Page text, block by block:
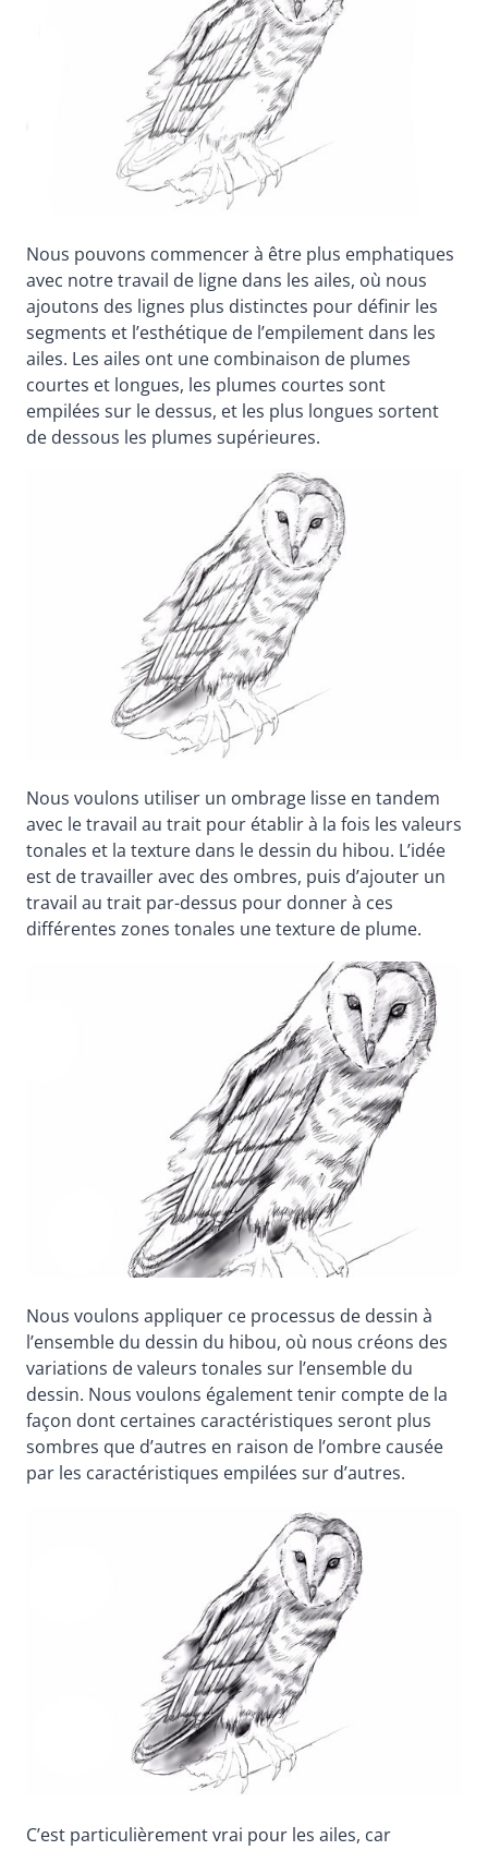
Nous pouvons commencer à être plus emphatiques
avec notre travail de ligne dans les ailes, où nous
ajoutons des lignes plus distinctes pour définir les
segments et l’esthétique de l’empilement dans les
ailes. Les ailes ont une combinaison de plumes
courtes et longues, les plumes courtes sont
empilées sur le dessus, et les plus longues sortent
de dessous les plumes supérieures.
Nous voulons utiliser un ombrage lisse en tandem
avec le travail au trait pour établir à la fois les valeurs
tonales et la texture dans le dessin du hibou. L’idée
est de travailler avec des ombres, puis d’ajouter un
travail au trait par-dessus pour donner à ces
différentes zones tonales une texture de plume.
Nous voulons appliquer ce processus de dessin à
l’ensemble du dessin du hibou, où nous créons des
variations de valeurs tonales sur l’ensemble du
dessin. Nous voulons également tenir compte de la
façon dont certaines caractéristiques seront plus
sombres que d’autres en raison de l’ombre causée
par les caractéristiques empilées sur d’autres.
C’est particulièrement vrai pour les ailes, car